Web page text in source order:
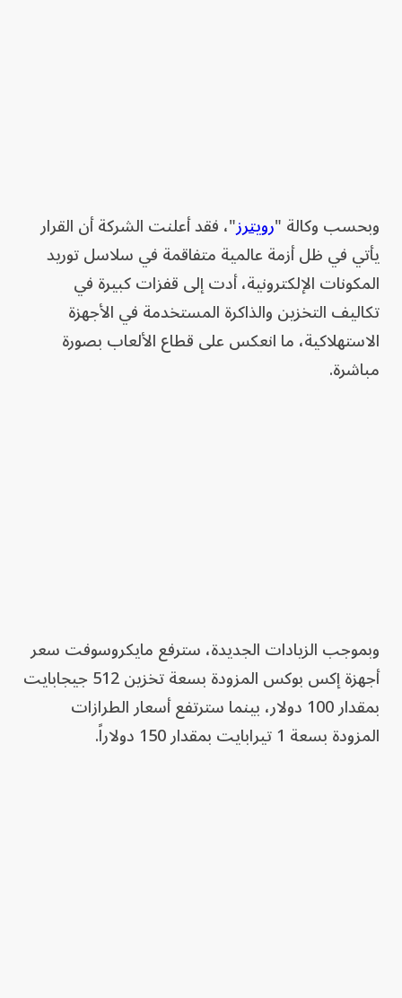
وبحسب وكالة "رويترز"، فقد أعلنت الشركة أن القرار
يأتي في ظل أزمة عالمية متفاقمة في سلاسل توريد
المكونات الإلكترونية، أدت إلى قفزات كبيرة في
تكاليف التخزين والذاكرة المستخدمة في الأجهزة
الاستهلاكية، ما انعكس على قطاع الألعاب بصورة
مباشرة.
وبموجب الزيادات الجديدة، سترفع مايكروسوفت سعر
أجهزة إكس بوكس المزودة بسعة تخزين 512 جيجابايت
بمقدار 100 دولار، بينما سترتفع أسعار الطرازات
المزودة بسعة 1 تيرابايت بمقدار 150 دولاراً.